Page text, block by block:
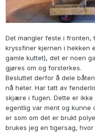
Det mangler feste i fronten,
kryssfiner kjernen i hekken
gamle kuttet), det er noen
gjøres om og forsterkes.
Besluttet derfor å dele
nå heter. Har tatt av
skjære i fugen. Dette er
egentlig var ment og kunne
er som om det er brukt
brukes jeg en tigersag,